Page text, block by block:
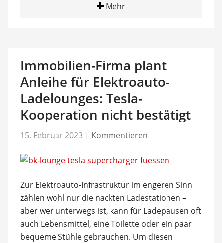
Mehr
Immobilien-Firma plant
Anleihe für Elektroauto-
Ladelounges: Tesla-
Kooperation nicht bestätigt
15. Februar 2023 | Kommentieren
Zur Elektroauto-Infrastruktur im engeren Sinn
zählen wohl nur die nackten Ladestationen –
aber wer unterwegs ist, kann für Ladepausen oft
auch Lebensmittel, eine Toilette oder ein paar
bequeme Stühle gebrauchen. Um diesen